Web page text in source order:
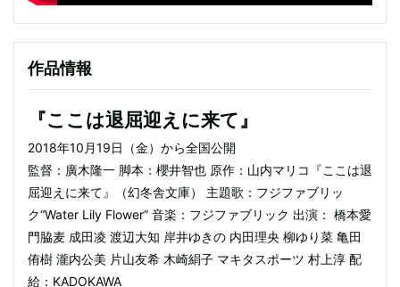
作品情報
『ここは退屈迎えに来て』
2018年10月19日（金）から全国公開
監督：廣木隆一 脚本：櫻井智也 原作：山内マリコ『ここは退
屈迎えに来て』（幻冬舎文庫） 主題歌：フジファブリッ
ク“Water Lily Flower” 音楽：フジファブリック 出演： 橋本愛
門脇麦 成田凌 渡辺大知 岸井ゆきの 内田理央 柳ゆり菜 亀田
侑樹 瀧内公美 片山友希 木崎絹子 マキタスポーツ 村上淳 配
給：KADOKAWA